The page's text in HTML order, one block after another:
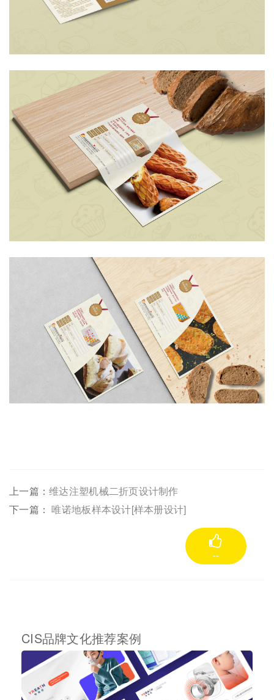
上一篇：维达注塑机械二折页设计制作
下一篇：唯诺地板样本设计[样本册设计]
--
CIS品牌文化推荐案例